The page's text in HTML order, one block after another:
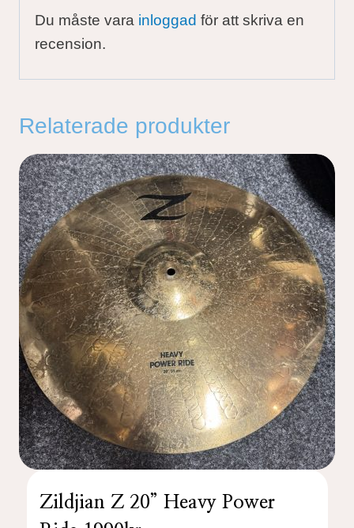
Du måste vara inloggad för att skriva en
recension.
Relaterade produkter
Zildjian Z 20” Heavy Power